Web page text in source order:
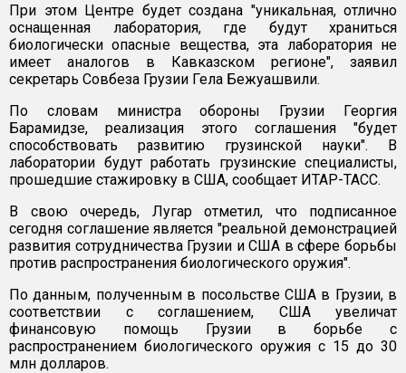
При этом Центре будет создана "уникальная, отлично
оснащенная лаборатория, где будут храниться
биологически опасные вещества, эта лаборатория не
имеет аналогов в Кавказском регионе", заявил
секретарь Совбеза Грузии Гела Бежуашвили.
По словам министра обороны Грузии Георгия
Барамидзе, реализация этого соглашения "будет
способствовать развитию грузинской науки". В
лаборатории будут работать грузинские специалисты,
прошедшие стажировку в США, сообщает ИТАР-ТАСС.
В свою очередь, Лугар отметил, что подписанное
сегодня соглашение является "реальной демонстрацией
развития сотрудничества Грузии и США в сфере борьбы
против распространения биологического оружия".
По данным, полученным в посольстве США в Грузии, в
соответствии с соглашением, США увеличат
финансовую помощь Грузии в борьбе с
распространением биологического оружия с 15 до 30
млн долларов.